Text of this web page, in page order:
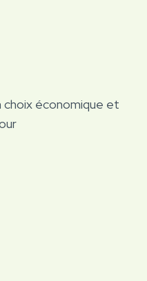
choix économique et